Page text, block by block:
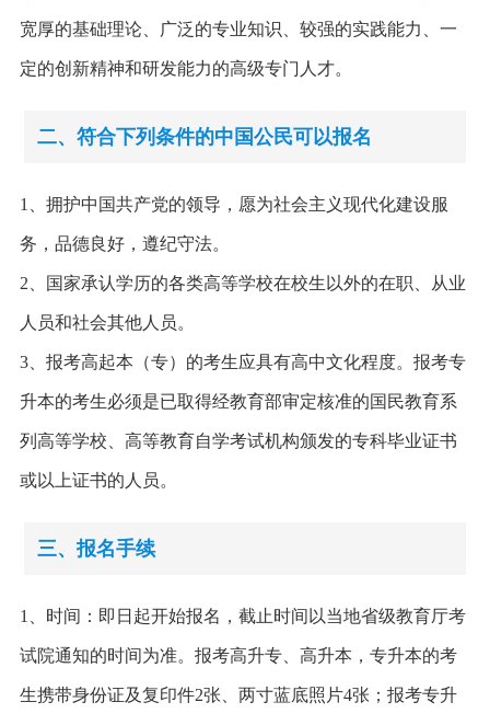
宽厚的基础理论、广泛的专业知识、较强的实践能力、一
定的创新精神和研发能力的高级专门人才。
二、符合下列条件的中国公民可以报名
1、拥护中国共产党的领导，愿为社会主义现代化建设服
务，品德良好，遵纪守法。
2、国家承认学历的各类高等学校在校生以外的在职、从业
人员和社会其他人员。
3、报考高起本（专）的考生应具有高中文化程度。报考专
升本的考生必须是已取得经教育部审定核准的国民教育系
列高等学校、高等教育自学考试机构颁发的专科毕业证书
或以上证书的人员。
三、报名手续
1、时间：即日起开始报名，截止时间以当地省级教育厅考
试院通知的时间为准。报考高升专、高升本，专升本的考
生携带身份证及复印件2张、两寸蓝底照片4张；报考专升